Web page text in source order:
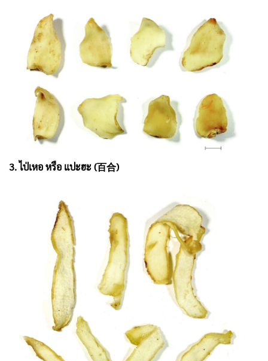
3. ไป่เหอ หรือ แปะฮะ (百合)